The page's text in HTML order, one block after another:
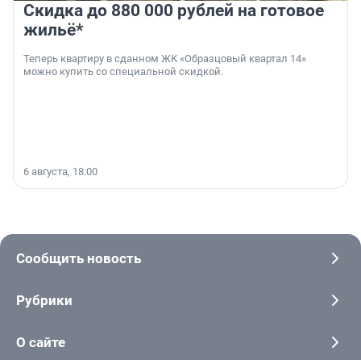
Скидка до 880 000 рублей на готовое
жильё*
Теперь квартиру в сданном ЖК «Образцовый квартал 14»
можно купить со специальной скидкой.
6 августа, 18:00
Сообщить новость
Рубрики
О сайте